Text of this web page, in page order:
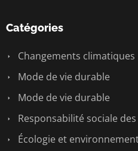
Catégories
Changements climatiques
Mode de vie durable
Mode de vie durable
Responsabilité sociale
Écologie et